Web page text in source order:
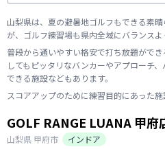
山梨県は、夏の避暑地ゴルフもできる素
が、ゴルフ練習場も県内全域にバランスよ
普段から通いやすい格安で打ち放題がで
してもピッタリなバンカーやアプローチ
できる施設などもあります。
スコアアップのために練習目的にあった施
GOLF RANGE LUANA 甲府
山梨県 甲府市
インドア